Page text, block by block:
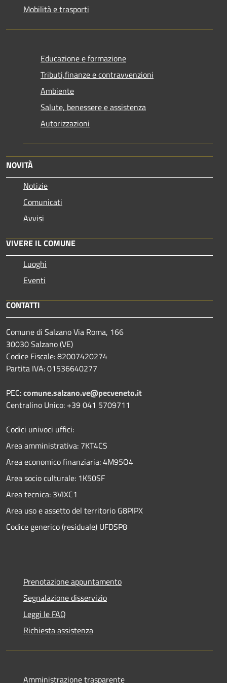
Mobilità e trasporti
Educazione e formazione
Tributi,finanze e contravvenzioni
Ambiente
Salute, benessere e assistenza
Autorizzazioni
NOVITÀ
Notizie
Comunicati
Avvisi
VIVERE IL COMUNE
Luoghi
Eventi
CONTATTI
Comune di Salzano Via Roma, 166
30030 Salzano (VE)
Codice Fiscale: 82007420274
Partita IVA: 01536640277
PEC:comune.salzano.ve@pecveneto.it
Centralino Unico: +39 041 5709711
Codici univoci uffici:
Area amministrativa: 7KT4CS
Area economico finanziaria: 4M95O4
Area socio culturale: 1K50SF
Area tecnica: 3VIXC1
Area uso e assetto del territorio G8PIPX
Codice generico (residuale) UFDSP8
Prenotazione appuntamento
Segnalazione disservizio
Leggi le FAQ
Richiesta assistenza
Amministrazione trasparente